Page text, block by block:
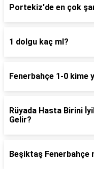
Portekiz'de en çok
1 dolgu kaç ml?
Fenerbahçe 1-0 kime
Rüyada Hasta Birini
Gelir?
Beşiktaş Fenerbahçe